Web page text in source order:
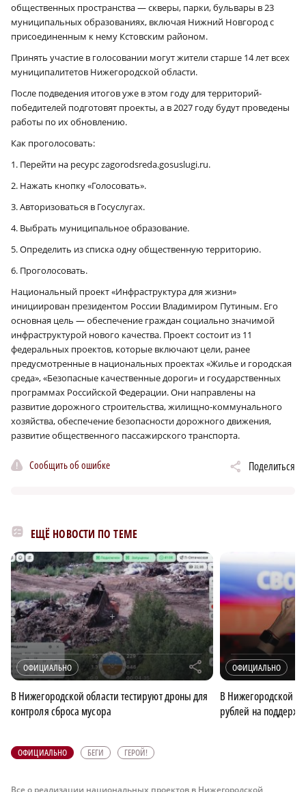
общественных пространства — скверы, парки, бульвары в 23
муниципальных образованиях, включая Нижний Новгород с
присоединенным к нему Кстовским районом.
Принять участие в голосовании могут жители старше 14 лет всех
муниципалитетов Нижегородской области.
После подведения итогов уже в этом году для территорий-
победителей подготовят проекты, а в 2027 году будут проведены
работы по их обновлению.
Как проголосовать:
1. Перейти на ресурс zagorodsreda.gosuslugi.ru.
2. Нажать кнопку «Голосовать».
3. Авторизоваться в Госуслугах.
4. Выбрать муниципальное образование.
5. Определить из списка одну общественную территорию.
6. Проголосовать.
Национальный проект «Инфраструктура для жизни»
инициирован президентом России Владимиром Путиным. Его
основная цель — обеспечение граждан социально значимой
инфраструктурой нового качества. Проект состоит из 11
федеральных проектов, которые включают цели, ранее
предусмотренные в национальных проектах «Жилье и городская
среда», «Безопасные качественные дороги» и государственных
программах Российской Федерации. Они направлены на
развитие дорожного строительства, жилищно-коммунального
хозяйства, обеспечение безопасности дорожного движения,
развитие общественного пассажирского транспорта.
Сообщить об ошибке Поделиться
ЕЩЁ НОВОСТИ ПО ТЕМЕ
ОФИЦИАЛЬНО r
В Нижегородской области тестируют дроны для
контроля сброса мусора
ОФИЦИАЛЬНО
В Нижегородской
рублей на
ОФИЦИАЛЬНО БЕГИ ГЕРОЙ!
Все о реализации национальных проектов в Нижегородской